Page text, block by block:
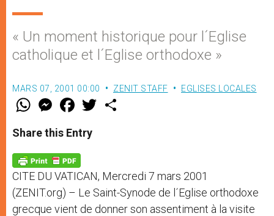
« Un moment historique pour l´Eglise
catholique et l´Eglise orthodoxe »
MARS 07, 2001 00:00 ZENIT STAFF EGLISES LOCALES
W
t
s
p
p
M
e
s
e
g
e
r
F
a
e
b
o
k
w
Share this Entry
CITE DU VATICAN, Mercredi 7 mars 2001
(ZENIT.org) – Le Saint-Synode de l´Eglise orthodoxe
grecque vient de donner son assentiment à la visite